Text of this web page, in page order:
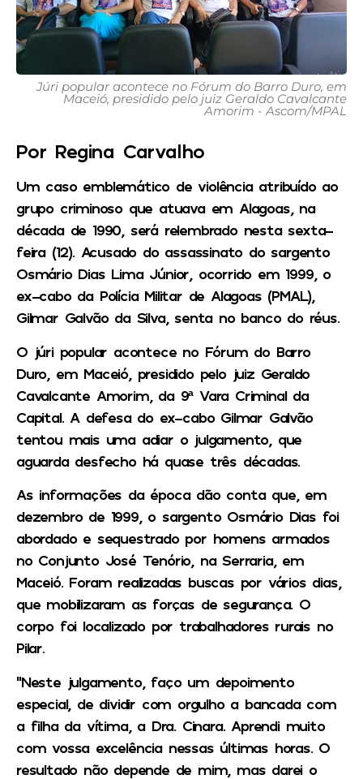
Júri popular acontece no Fórum do Barro Duro, em
Maceió, presidido pelo juiz Geraldo Cavalcante
Amorim - Ascom/MPAL
Por Regina Carvalho
Um caso emblemático de violência atribuído ao
grupo criminoso que atuava em Alagoas, na
década de 1990, será relembrado nesta sexta-
feira (12). Acusado do assassinato do sargento
Osmário Dias Lima Júnior, ocorrido em 1999, o
ex-cabo da Polícia Militar de Alagoas (PMAL),
Gilmar Galvão da Silva, senta no banco do réus.
O júri popular acontece no Fórum do Barro
Duro, em Maceió, presidido pelo juiz Geraldo
Cavalcante Amorim, da 9ª Vara Criminal da
Capital. A defesa do ex-cabo Gilmar Galvão
tentou mais uma adiar o julgamento, que
aguarda desfecho há quase três décadas.
As informações da época dão conta que, em
dezembro de 1999, o sargento Osmário Dias foi
abordado e sequestrado por homens armados
no Conjunto José Tenório, na Serraria, em
Maceió. Foram realizadas buscas por vários dias,
que mobilizaram as forças de segurança. O
corpo foi localizado por trabalhadores rurais no
Pilar.
“Neste julgamento, faço um depoimento
especial, de dividir com orgulho a bancada com
a filha da vítima, a Dra. Cinara. Aprendi muito
com vossa excelência nessas últimas horas. O
resultado não depende de mim, mas darei o